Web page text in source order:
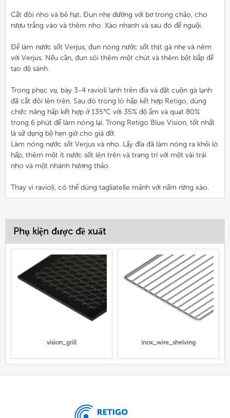
Cắt đôi nho và bỏ hạt. Đun nhẹ đường với bơ trong chảo, cho
rượu trắng vào và thêm nho. Xào nhanh và sau đó để nguội.
Để làm nước sốt Verjus, đun nóng nước sốt thịt gà nhẹ và nêm
với Verjus. Nếu cần, đun sôi thêm một chút và thêm bột bắp để
tạo độ sánh.
Trong phục vụ, bày 3-4 ravioli lạnh trên đĩa và đặt cuộn gà lạnh
đã cắt đôi lên trên. Sau đó trong lò hấp kết hợp Retigo, dùng
chức năng hấp kết hợp ở 135°C với 35% độ ẩm và quạt 80%
trong 6 phút để làm nóng lại. Trong Retigo Blue Vision, tốt nhất
là sử dụng bộ hẹn giờ cho giá đỡ.
Làm nóng nước sốt Verjus và nho. Lấy đĩa đã làm nóng ra khỏi lò
hấp, thêm một ít nước sốt lên trên và trang trí với một vài trái
nho và một nhánh hương thảo.
Thay vì ravioli, có thể dùng tagliatelle mảnh với nấm rừng xào.
Phụ kiện được đề xuất
vision_grill inox_wire_shelving